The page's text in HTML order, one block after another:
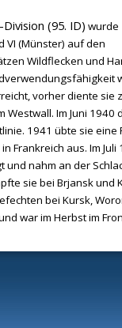
(95. ID) wurde
VI (Münster) auf den
Wildflecken und
vorher diente sie
Westwall. Im Juni 1940
1941 übte sie eine
Frankreich aus. Im
nahm an der
sie bei Brjansk und
bei Kursk,
war im Herbst im